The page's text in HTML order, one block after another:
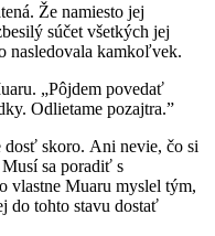
Že namiesto jej
súčet všetkých jej
nasledovala kamkoľvek.
„Pôjdem povedať
Odlietame pozajtra.”
skoro. Ani nevie, čo si
sa poradiť s
vlastne Muaru myslel tým,
do tohto stavu dostať